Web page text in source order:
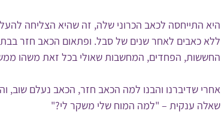
היא התייחסה לכאב הכרוני שלה, זה שהיא הצליחה
ללא כאבים לאחר שנים של סבל. ופתאום הכאב חזר
החששות, הפחדים, המחשבות שאולי בכל זאת משהו
אחרי שדיברנו והבנו למה הכאב חזר, הכאב נעלם שוב,
שאלה ענקית – "למה המוח שלי משקר לי?"